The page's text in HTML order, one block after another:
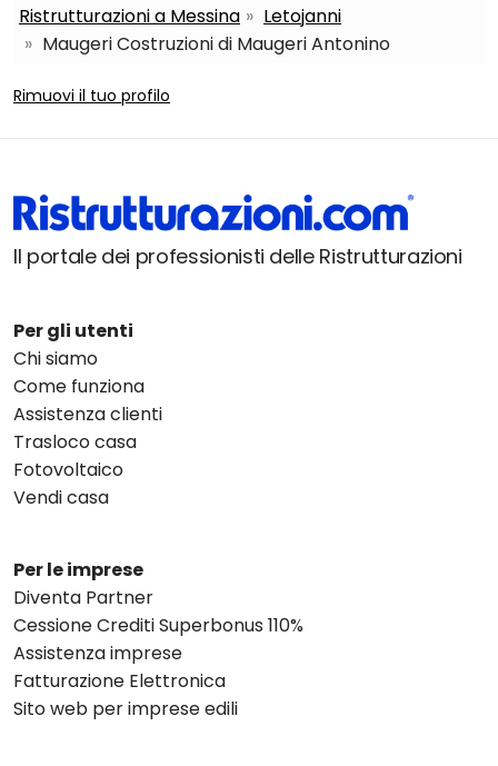
Ristrutturazioni a Messina
Letojanni
Maugeri Costruzioni di Maugeri Antonino
Rimuovi il tuo profilo
Il portale dei professionisti delle Ristrutturazioni
Per gli utenti
Chi siamo
Come funziona
Assistenza clienti
Trasloco casa
Fotovoltaico
Vendi casa
Per le imprese
Diventa Partner
Cessione Crediti Superbonus 110%
Assistenza imprese
Fatturazione Elettronica
Sito web per imprese edili